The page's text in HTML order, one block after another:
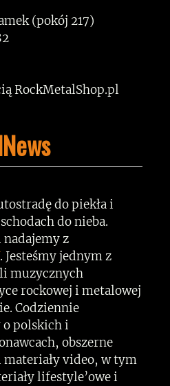
(pokój 217)
RockMetalShop.pl
do piekła i
do nieba.
nadajemy z
. Jesteśmy jednym z
muzycznych
rockowej i metalowej
Codziennie
polskich i
obszerne
video, w tym
lifestyle’owe i